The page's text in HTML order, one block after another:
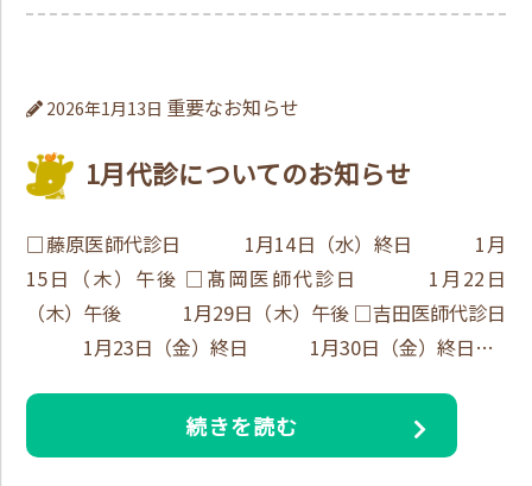
2026年1月13日 重要なお知らせ
1月代診についてのお知らせ
□藤原医師代診日 1月14日（水）終日 1月
15日（木）午後 □髙岡医師代診日 1月22日
（木）午後 1月29日（木）午後 □吉田医師代診日
1月23日（金）終日 1月30日（金）終日…
続きを読む